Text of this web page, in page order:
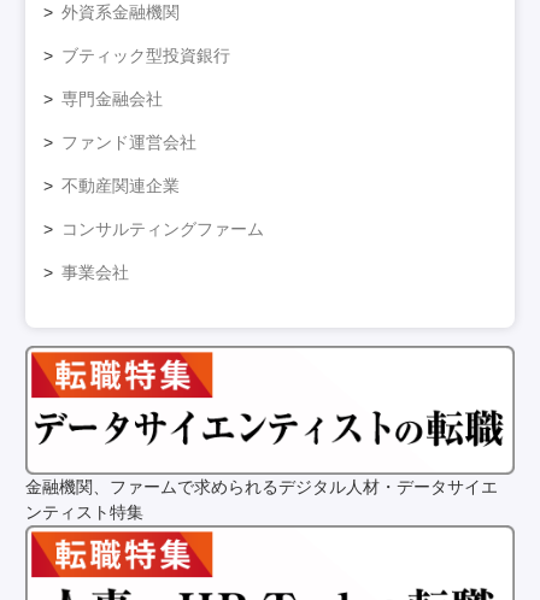
外資系金融機関
ブティック型投資銀行
専門金融会社
ファンド運営会社
不動産関連企業
コンサルティングファーム
事業会社
金融機関、ファームで求められるデジタル人材・データサイエ
ンティスト特集